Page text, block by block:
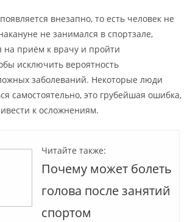
внезапно, то есть человек не
не занимался в спортзале,
на приём к врачу и пройти
исключить вероятность
заболеваний. Некоторые люди
самостоятельно, это грубейшая ошибка,
к осложнениям.
Читайте также:
Почему может болеть
голова после занятий
спортом